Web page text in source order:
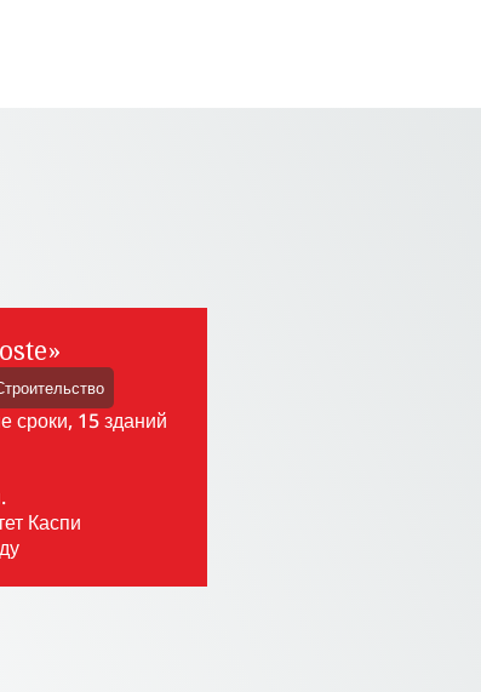
сроки, 15 зданий
Каспи